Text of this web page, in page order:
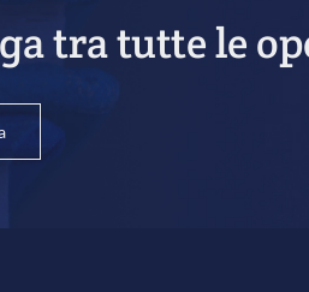
tra tutte le